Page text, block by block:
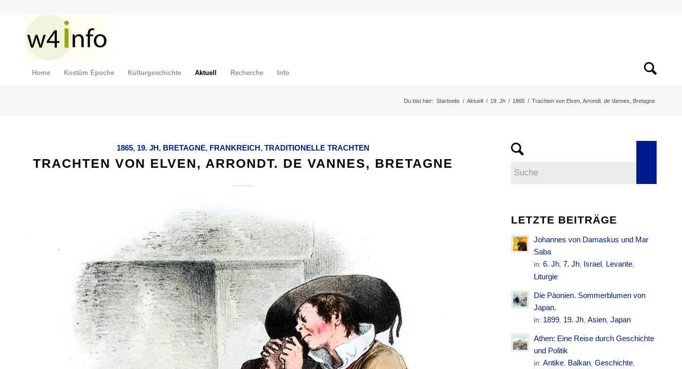
Home Kostüm Epoche Kulturgeschichte Aktuell Recherche Info
Du bist hier: Startseite / Aktuell / 19. Jh / 1865 / Trachten von Elven, Arrondt. de Vannes, Bretagne
1865, 19. JH, BRETAGNE, FRANKREICH,TRADITIONELLE TRACHTEN
TRACHTEN VON ELVEN, ARRONDT. DE VANNES, BRETAGNE
LETZTE BEITRÄGE
Johannes von Damaskus und Mar
Saba
in:6. Jh, 7. Jh, Israel, Levante,
Liturgie
Die Päonien. Sommerblumen von
Japan.
in: 1899, 19. Jh,Asien,Japan
Athen: Eine Reise durch Geschichte
und Politik
in:Antike, Balkan,Geschichte,